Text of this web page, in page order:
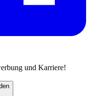
und Karriere!